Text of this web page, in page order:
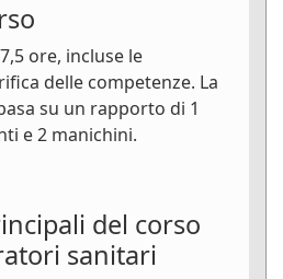
ore, incluse le
delle competenze. La
su un rapporto di 1
e 2 manichini.
del corso
sanitari